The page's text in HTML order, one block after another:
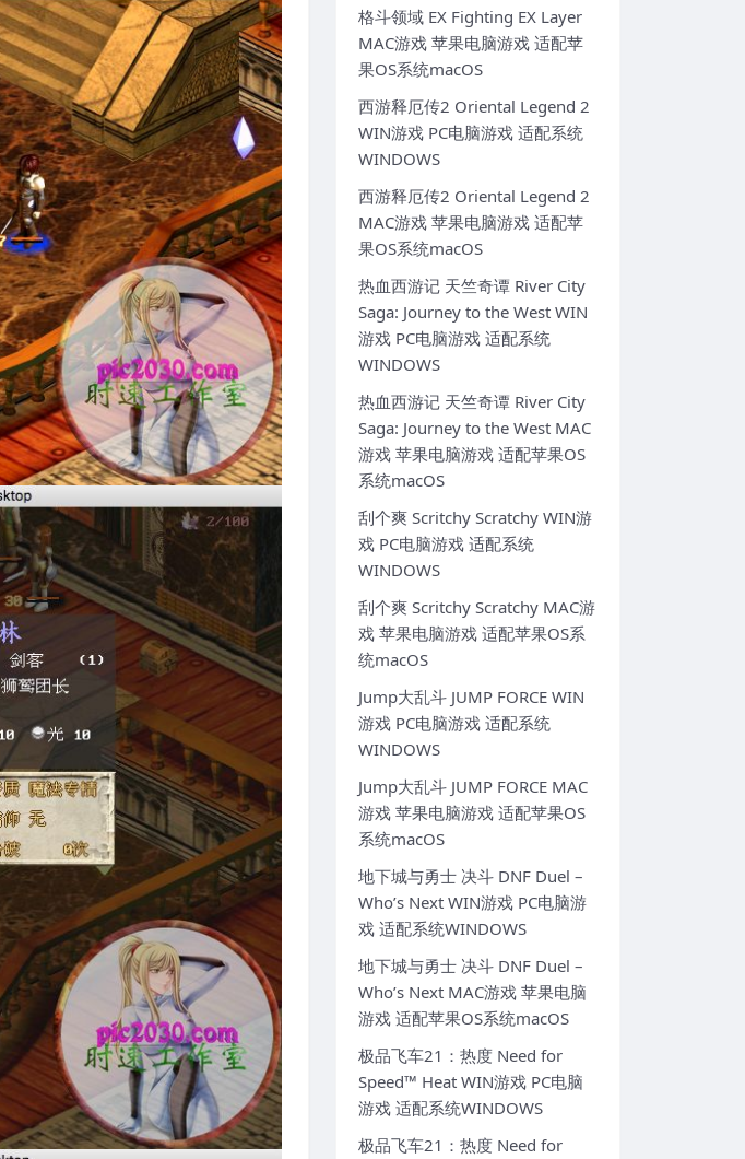
格斗领域 EX Fighting EX Layer
MAC游戏 苹果电脑游戏 适配苹
果OS系统macOS
西游释厄传2 Oriental Legend 2
WIN游戏 PC电脑游戏 适配系统
WINDOWS
西游释厄传2 Oriental Legend 2
MAC游戏 苹果电脑游戏 适配苹
果OS系统macOS
热血西游记 天竺奇谭 River City
Saga: Journey to the West WIN
游戏 PC电脑游戏 适配系统
WINDOWS
热血西游记 天竺奇谭 River City
Saga: Journey to the West MAC
游戏 苹果电脑游戏 适配苹果OS
系统macOS
刮个爽 Scritchy Scratchy WIN游
戏 PC电脑游戏 适配系统
WINDOWS
刮个爽 Scritchy Scratchy MAC游
戏 苹果电脑游戏 适配苹果OS系
统macOS
Jump大乱斗 JUMP FORCE WIN
游戏 PC电脑游戏 适配系统
WINDOWS
Jump大乱斗 JUMP FORCE MAC
游戏 苹果电脑游戏 适配苹果OS
系统macOS
地下城与勇士 决斗 DNF Duel –
Who’s Next WIN游戏 PC电脑游
戏 适配系统WINDOWS
地下城与勇士 决斗 DNF Duel –
Who’s Next MAC游戏 苹果电脑
游戏 适配苹果OS系统macOS
极品飞车21：热度 Need for
Speed™ Heat WIN游戏 PC电脑
游戏 适配系统WINDOWS
极品飞车21：热度 Need for